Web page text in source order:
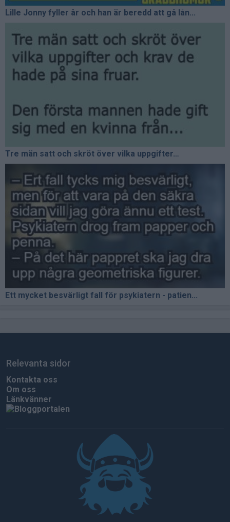
Lille Jonny fyller år och han är beredd att gå lån...
Tre män satt och skröt över vilka uppgifter…
Ett mycket besvärligt fall för psykiatern - patien...
Relevanta sidor
Kontakta oss
Om oss
Länkvänner